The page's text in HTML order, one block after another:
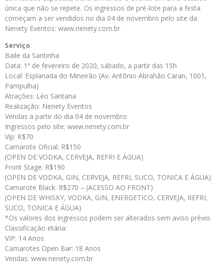
única que não se repete. Os ingressos de pré-lote para a festa
começam a ser vendidos no dia 04 de novembro pelo site da
Nenety Eventos: www.nenety.com.br
Serviço
Baile da Santinha
Data: 1º de fevereiro de 2020, sábado, a partir das 15h
Local: Esplanada do Mineirão (Av. Antônio Abrahão Caran, 1001,
Pampulha)
Atrações: Léo Santana
Realização: Nenety Eventos
Vendas a partir do dia 04 de novembro
Ingressos pelo site: www.nenety.com.br
Vip: R$70
Camarote Oficial: R$150
(OPEN DE VODKA, CERVEJA, REFRI E ÁGUA)
Front Stage: R$190
(OPEN DE VODKA, GIN, CERVEJA, REFRI, SUCO, TONICA E ÁGUA)
Camarote Black: R$270 – (ACESSO AO FRONT)
(OPEN DE WHISKY, VODKA, GIN, ENERGETICO, CERVEJA, REFRI,
SUCO, TONICA E ÁGUA)
*Os valores dos ingressos podem ser alterados sem aviso prévio.
Classificação etária:
VIP: 14 Anos
Camarotes Open Bar: 18 Anos
Vendas: www.nenety.com.br